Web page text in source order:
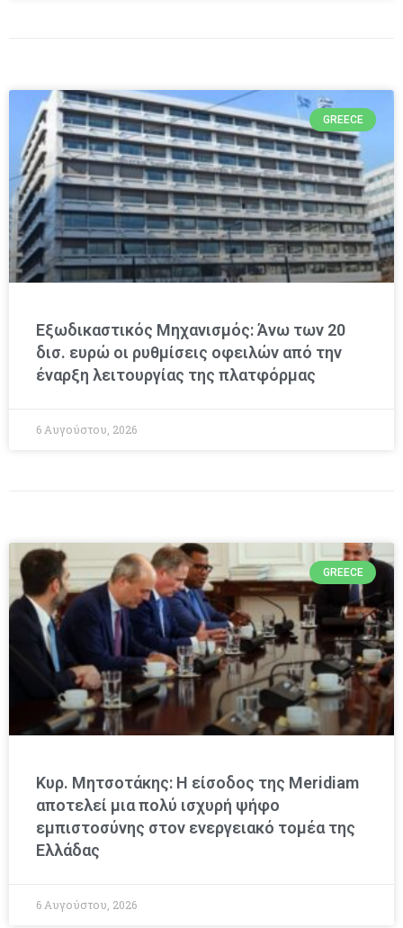
GREECE
Εξωδικαστικός Μηχανισμός: Άνω των 20
δισ. ευρώ οι ρυθμίσεις οφειλών από την
έναρξη λειτουργίας της πλατφόρμας
6 Αυγούστου, 2026
GREECE
Κυρ. Μητσοτάκης: Η είσοδος της Meridiam
αποτελεί μια πολύ ισχυρή ψήφο
εμπιστοσύνης στον ενεργειακό τομέα της
Ελλάδας
6 Αυγούστου, 2026